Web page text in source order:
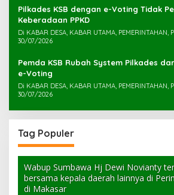
Pilkades KSB dengan e-Voting Tidak
Keberadaan PPKD
Di KABAR DESA, KABAR UTAMA, PEMERINTAHAN,
30/07/2026
Pemda KSB Rubah System Pilkades
e-Voting
Di KABAR DESA, KABAR UTAMA, PEMERINTAHAN,
30/07/2026
Tag Populer
Wabup Sumbawa Hj Dewi Novianty
bersama kepala daerah lainnya di
di Makasar